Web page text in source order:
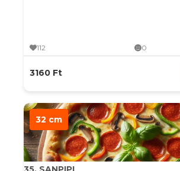
112 0
3160 Ft
32 cm